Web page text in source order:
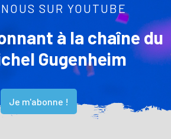
SUR YOUTUBE
à la chaîne du
Gugenheim
Je m'abonne !